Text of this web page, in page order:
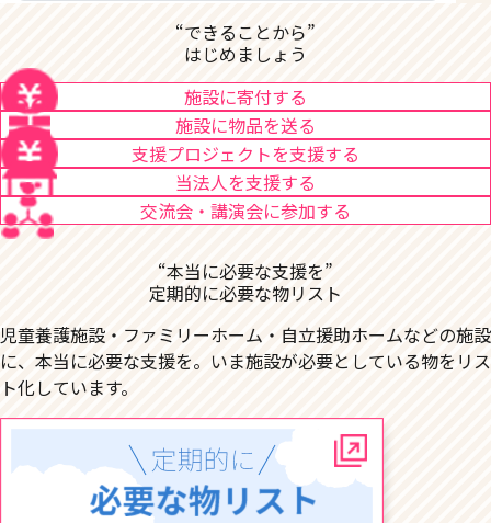
“できることから”
はじめましょう
施設に寄付する
施設に物品を送る
支援プロジェクトを支援する
当法人を支援する
交流会・講演会に参加する
“本当に必要な支援を”
定期的に必要な物リスト
児童養護施設・ファミリーホーム・自立援助ホームなどの施設
に、本当に必要な支援を。いま施設が必要としている物をリス
ト化しています。